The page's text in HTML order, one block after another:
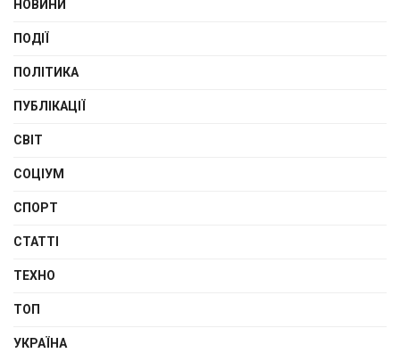
НОВИНИ
ПОДІЇ
ПОЛІТИКА
ПУБЛІКАЦІЇ
СВІТ
СОЦІУМ
СПОРТ
СТАТТІ
ТЕХНО
ТОП
УКРАЇНА